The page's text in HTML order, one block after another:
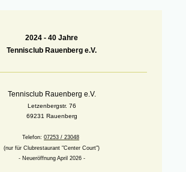
2024 - 40 Jahre
Tennisclub Rauenberg e.V.
Tennisclub Rauenberg e.V.
Letzenbergstr. 76
69231 Rauenberg
Telefon: 07253 / 23048
(nur für Clubrestaurant "Center Court")
- Neueröffnung April 2026 -